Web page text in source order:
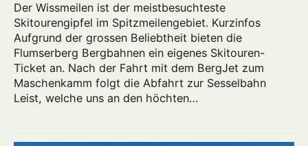
Der Wissmeilen ist der meistbesuchteste
Skitourengipfel im Spitzmeilengebiet. Kurzinfos
Aufgrund der grossen Beliebtheit bieten die
Flumserberg Bergbahnen ein eigenes Skitouren-
Ticket an. Nach der Fahrt mit dem BergJet zum
Maschenkamm folgt die Abfahrt zur Sesselbahn
Leist, welche uns an den höchten…